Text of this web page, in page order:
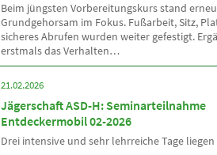
Beim jüngsten Vorbereitungskurs stand
Grundgehorsam im Fokus. Fußarbeit, Sitz,
sicheres Abrufen wurden weiter gefestigt.
erstmals das Verhalten…
21.02.2026
Jägerschaft ASD-H: Seminarteilnahme
Entdeckermobil 02-2026
Drei intensive und sehr lehrreiche Tage